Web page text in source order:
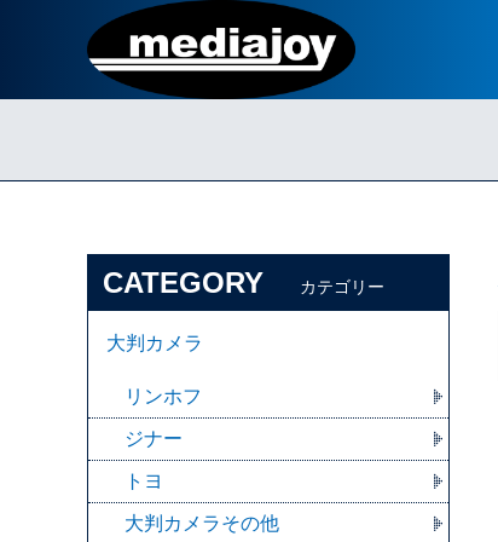
CATEGORY カテゴリー
大判カメラ
リンホフ
ジナー
トヨ
大判カメラその他